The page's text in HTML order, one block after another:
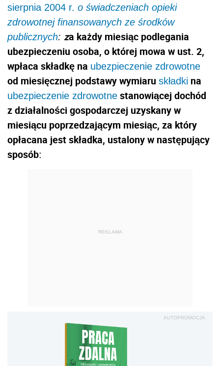
sierpnia 2004 r. o świadczeniach opieki
zdrowotnej finansowanych ze środków
publicznych: za każdy miesiąc podlegania
ubezpieczeniu osoba, o której mowa w ust. 2,
wpłaca składkę na ubezpieczenie zdrowotne
od miesięcznej podstawy wymiaru składki na
ubezpieczenie zdrowotne stanowiącej dochód
z działalności gospodarczej uzyskany w
miesiącu poprzedzającym miesiąc, za który
opłacana jest składka, ustalony w następujący
sposób:
REKLAMA
AUTOPROMOCJA